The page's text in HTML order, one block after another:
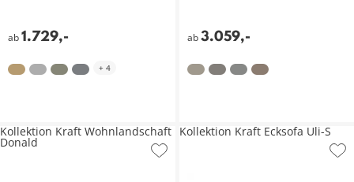
ab1.729,-
+ 4
ab 3.059,-
Kollektion Kraft Wohnlandschaft
Donald
Kollektion Kraft Ecksofa Uli-S